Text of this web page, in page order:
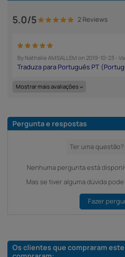
5.0/5 2 Reviews
By Nathalie AMSALLEM on 2019-10-23 -
Mostrar mais avaliações
Pergunta e respostas
Nenhuma pergunta está
Mas se tiver alguma dúvida
Fazer
Os clientes que compraram